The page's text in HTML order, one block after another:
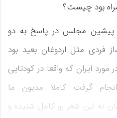
بود چیست؟
پیشین مجلس در پاسخ به دو
گفت : ۱: سلام،از فردی مثل اردوغان بعید بود
ایران که واقعا در کودتایی
گرفت کاملا مدیون ما
نه این شعر رو کامل شنیده و